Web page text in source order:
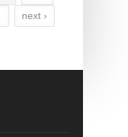
next ›